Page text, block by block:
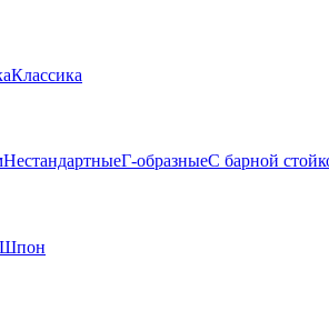
Классика
НестандартныеГ-образныеС барной
Шпон